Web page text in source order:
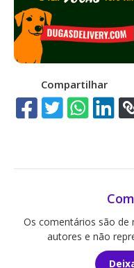
Compartilhar
Os comentários são de
autores e não